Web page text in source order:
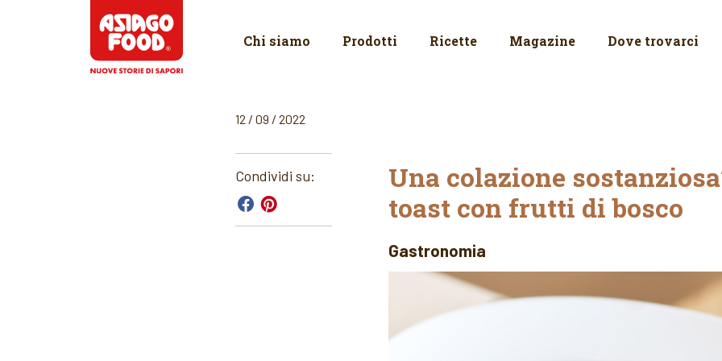
Asiago FoodChi siamo Prodotti Ricette Magazine Dove trovarci
12 / 09 / 2022
Condividi su:
Una colazione
toast con frutti di bosco
Gastronomia